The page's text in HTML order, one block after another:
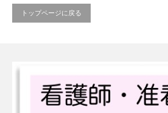
トップページに戻る